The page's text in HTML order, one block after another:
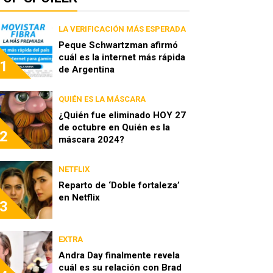
1
LA VERIFICACIÓN MÁS ESPERADA
Peque Schwartzman afirmó
cuál es la internet más rápida
de Argentina
2
QUIÉN ES LA MÁSCARA
¿Quién fue eliminado HOY 27
de octubre en Quién es la
máscara 2024?
3
NETFLIX
Reparto de ‘Doble fortaleza’
en Netflix
EXTRA
Andra Day finalmente revela
cuál es su relación con Brad